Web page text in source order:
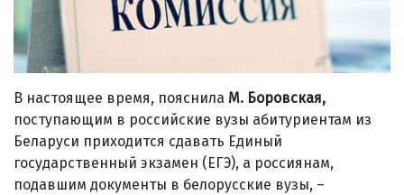
В настоящее время, пояснила М. Боровская,
поступающим в российские вузы абитуриентам из
Беларуси приходится сдавать Единый
государственный экзамен (ЕГЭ), а россиянам,
подавшим документы в белорусские вузы, –